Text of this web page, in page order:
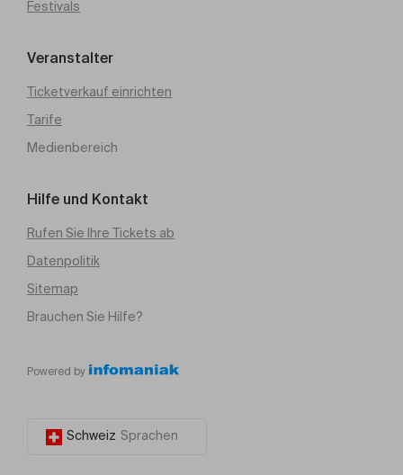
Festivals
Veranstalter
Ticketverkauf einrichten
Tarife
Medienbereich
Hilfe und Kontakt
Rufen Sie Ihre Tickets ab
Datenpolitik
Sitemap
Brauchen Sie Hilfe?
Powered by
Schweiz Sprachen